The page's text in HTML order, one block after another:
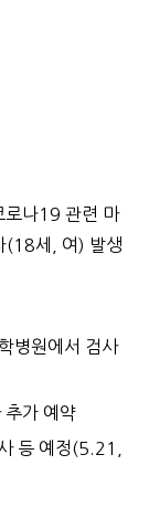
나19 관련 마
(18세, 여) 발생
병원에서 검사
추가 예약
등 예정(5.21,